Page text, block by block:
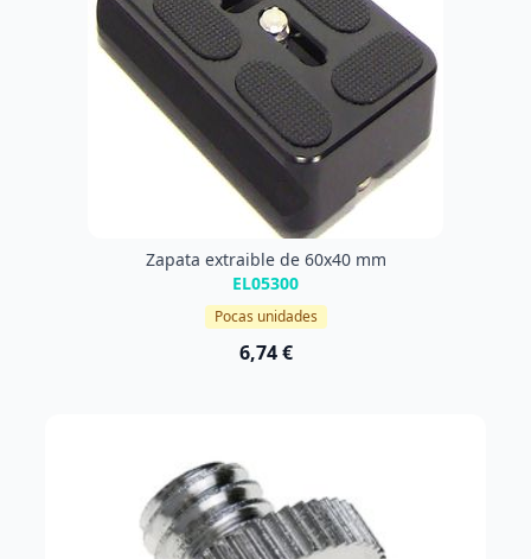
Zapata extraible de 60x40 mm
EL05300
Pocas unidades
6,74 €